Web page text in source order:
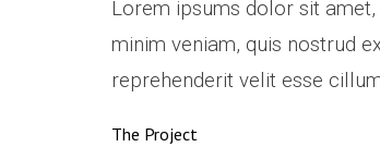
Lorem ipsums dolor sit
minim veniam, quis nostrud
reprehenderit velit esse
The Project